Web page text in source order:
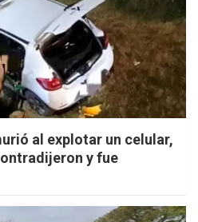
al explotar un celular,
y fue